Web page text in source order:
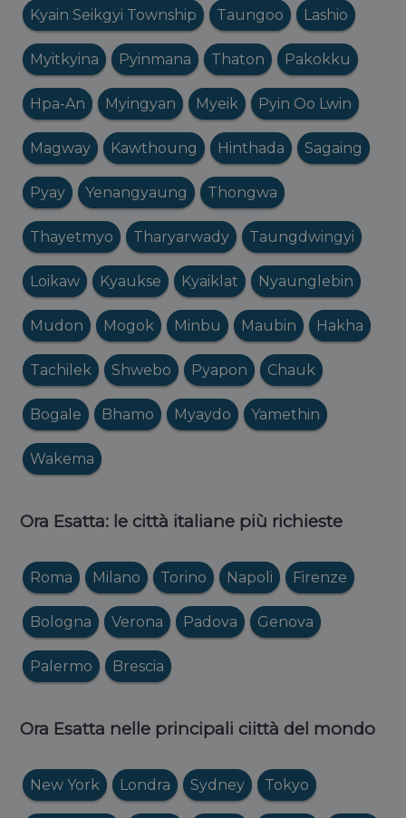
Kyain Seikgyi Township Taungoo Lashio
Myitkyina Pyinmana Thaton Pakokku
Hpa-An Myingyan Myeik Pyin Oo Lwin
Magway Kawthoung Hinthada Sagaing
Pyay Yenangyaung Thongwa
Thayetmyo Tharyarwady Taungdwingyi
Loikaw Kyaukse Kyaiklat Nyaunglebin
Mudon Mogok Minbu Maubin Hakha
Tachilek Shwebo Pyapon Chauk
Bogale Bhamo Myaydo Yamethin
Wakema
Ora Esatta: le città italiane più richieste
Roma Milano Torino Napoli Firenze
Bologna Verona Padova Genova
Palermo Brescia
Ora Esatta nelle principali ciittà del mondo
New York Londra Sydney Tokyo